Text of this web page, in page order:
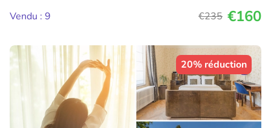
Vendu : 9
€235 €160
20% réduction